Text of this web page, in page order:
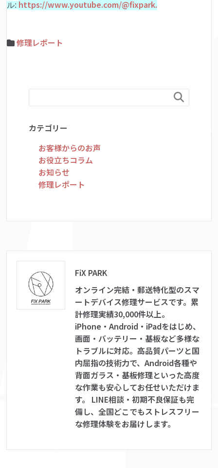
ル: https://www.youtube.com/@fixpark.
修理レポート

カテゴリー
お客様からのお声
お役立ちコラム
お知らせ
修理レポート
FiX PARK
オンライン完結・郵送特化型のスマ
ートデバイス修理サービスです。累
計修理実績30,000件以上。
iPhone・Android・iPadをはじめ、
画面・バッテリー・基板など多様な
トラブルに対応。高品質パーツと国
内屈指の技術力で、Android各種や
背面ガラス・基板修理といった高度
な作業も安心してお任せいただけま
す。 LINE相談・初期不良保証も完
備し、全国どこでもストレスフリー
な修理体験をお届けします。